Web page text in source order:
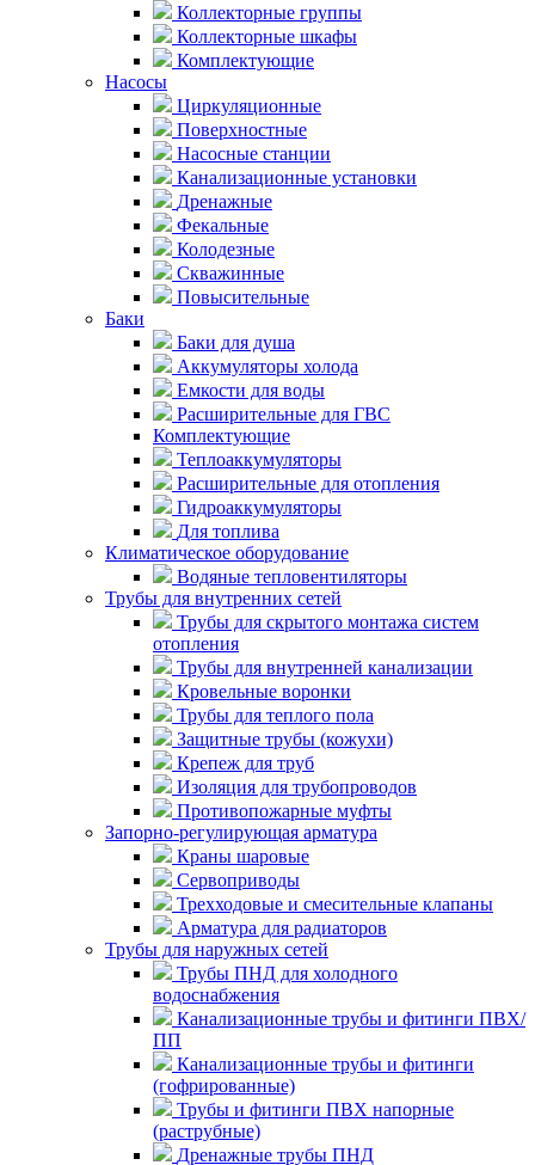
Коллекторные группы
Коллекторные шкафы
Комплектующие
Насосы
Циркуляционные
Поверхностные
Насосные станции
Канализационные установки
Дренажные
Фекальные
Колодезные
Скважинные
Повысительные
Баки
Баки для душа
Аккумуляторы холода
Емкости для воды
Расширительные для ГВС
Комплектующие
Теплоаккумуляторы
Расширительные для отопления
Гидроаккумуляторы
Для топлива
Климатическое оборудование
Водяные тепловентиляторы
Трубы для внутренних сетей
Трубы для скрытого монтажа систем
отопления
Трубы для внутренней канализации
Кровельные воронки
Трубы для теплого пола
Защитные трубы (кожухи)
Крепеж для труб
Изоляция для трубопроводов
Противопожарные муфты
Запорно-регулирующая арматура
Краны шаровые
Сервоприводы
Трехходовые и смесительные клапаны
Арматура для радиаторов
Трубы для наружных сетей
Трубы ПНД для холодного
водоснабжения
Канализационные трубы и фитинги ПВХ/
ПП
Канализационные трубы и фитинги
(гофрированные)
Трубы и фитинги ПВХ напорные
(раструбные)
Дренажные трубы ПНД